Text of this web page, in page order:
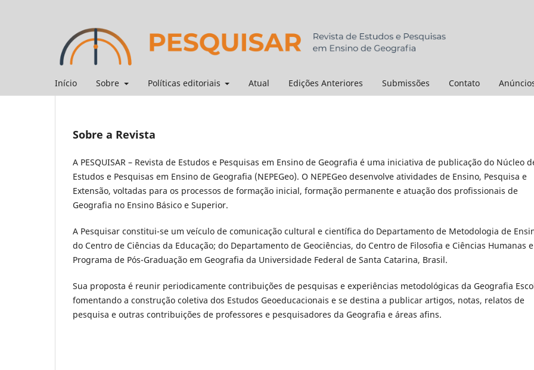
Início Sobre Políticas editoriais Atual Edições Anteriores Submissões Contato
Sobre a Revista
A PESQUISAR – Revista de Estudos e Pesquisas em Ensino de Geografia é uma iniciativa de publicação do Núcleo
Estudos e Pesquisas em Ensino de Geografia (NEPEGeo). O NEPEGeo desenvolve atividades de Ensino, Pesquisa e
Extensão, voltadas para os processos de formação inicial, formação permanente e atuação dos profissionais de
Geografia no Ensino Básico e Superior.
A Pesquisar constitui-se um veículo de comunicação cultural e científica do Departamento de Metodologia de
do Centro de Ciências da Educação; do Departamento de Geociências, do Centro de Filosofia e Ciências Humanas
Programa de Pós-Graduação em Geografia da Universidade Federal de Santa Catarina, Brasil.
Sua proposta é reunir periodicamente contribuições de pesquisas e experiências metodológicas da Geografia
fomentando a construção coletiva dos Estudos Geoeducacionais e se destina a publicar artigos, notas, relatos de
pesquisa e outras contribuições de professores e pesquisadores da Geografia e áreas afins.